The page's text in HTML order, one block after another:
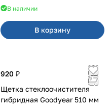
В наличии
В корзину
920 ₽
Щетка стеклоочистителя
гибридная Goodyear 510 мм